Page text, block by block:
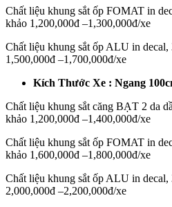
Chất liệu khung sắt ốp FOMAT in
khảo 1,200,000đ –1,300,000đ/xe
Chất liệu khung sắt ốp ALU in decal,
1,500,000đ –1,700,000đ/xe
Kích Thước Xe : Ngang
Chất liệu khung sắt căng BẠT 2 da
khảo 1,200,000đ –1,400,000đ/xe
Chất liệu khung sắt ốp FOMAT in
khảo 1,600,000đ –1,800,000đ/xe
Chất liệu khung sắt ốp ALU in decal,
2,000,000đ –2,200,000đ/xe